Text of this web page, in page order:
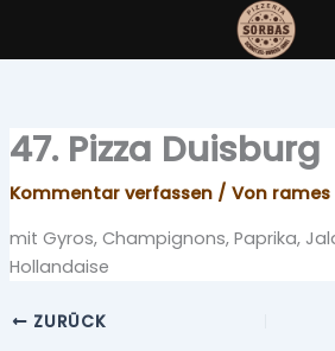
47. Pizza Duisburg
Kommentar verfassen / Von rames
mit Gyros, Champignons, Paprika,
Hollandaise
ZURÜCK